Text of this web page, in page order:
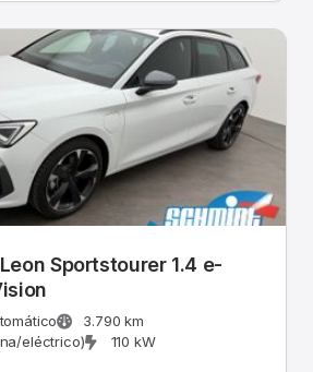
Sportstourer 1.4 e-
3.790 km
eléctrico)
110 kW